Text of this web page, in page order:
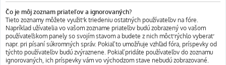
Čo je môj zoznam priateľov a ignorovaných?
Tieto zoznamy môžete využiť k triedeniu ostatných používateľov na fóre.
Napríklad užívatelia vo vašom zozname priateľov budú zobrazený vo vašom
používateľskom panely so svojím stavom a budete z nich môcť rýchlo vyberať
napr. pri písaní súkromných správ. Pokiaľ to umožňuje vzhľad fóra, príspevky od
týchto používateľov budú zvýraznene. Pokiaľ pridáte používateľov do zoznamu
ignorovaných, ich príspevky vám vo východzom stave nebudú zobrazované.